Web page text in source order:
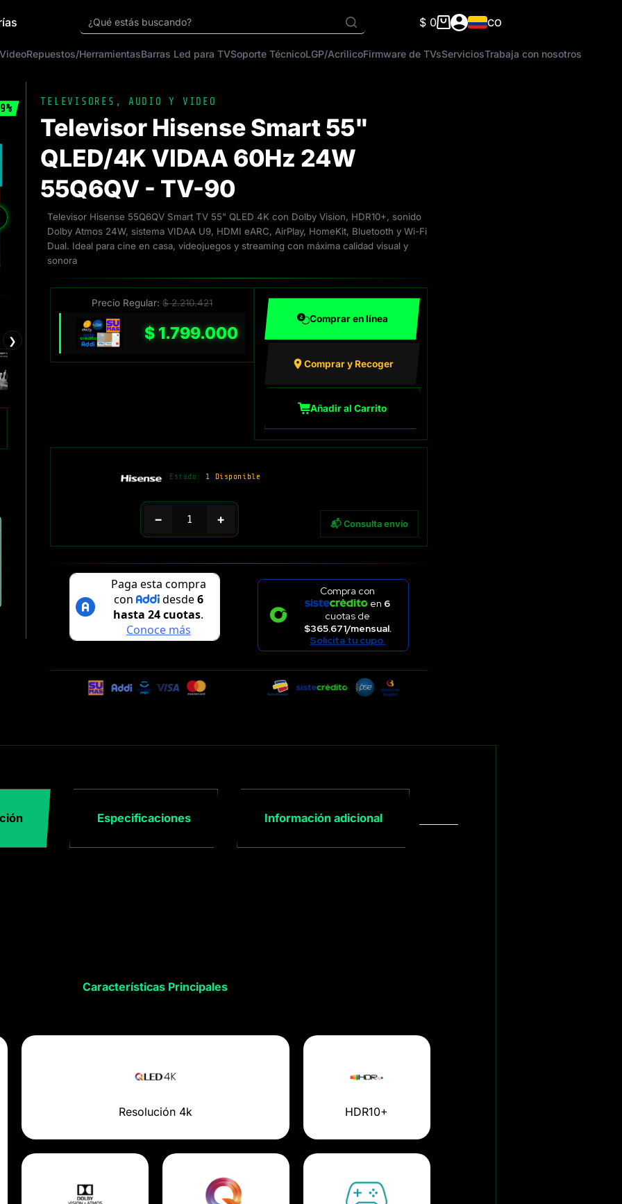
¿Qué estás buscando?
Carro
compra
$ 0 CO
Repuestos/HerramientasBarras Led para TVSoporte TécnicoLGP/AcrilicoFirmware de TVsServiciosTrabaja con nosotros
❯
TELEVISORES , AUDIO Y VIDEO
Televisor Hisense Smart 55"
QLED/4K VIDAA 60Hz 24W
55Q6QV - TV-90
Televisor Hisense 55Q6QV Smart TV 55" QLED 4K con Dolby Vision, HDR10+, sonido
Dolby Atmos 24W, sistema VIDAA U9, HDMI eARC, AirPlay, HomeKit, Bluetooth y Wi-Fi
Dual. Ideal para cine en casa, videojuegos y streaming con máxima calidad visual y
sonora
Precio Regular:$2.210.421
$1.799.000
Comprar en línea
Comprar y Recoger
Añadir al Carrito
Estado: 1 Disponible
− + 📬 Consulta envío
Compra con
en 6
cuotas de
$365.671/mensual.
Solicita tu cupo.
Especificaciones Información adicional
Características Principales
Resolución 4k HDR10+